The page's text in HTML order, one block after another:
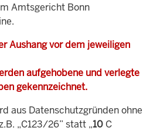
Amtsgericht Bonn
Aushang vor dem jeweiligen
aufgehobene und verlegte
gekennzeichnet.
aus Datenschutzgründen ohne
„C123/26” statt „10 C